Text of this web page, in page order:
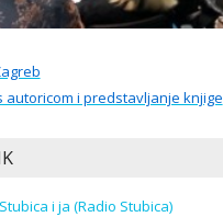
autoricom i predstavljanje knjige
Učenici OŠ Donja Stubica i ja (Radio Stubica)